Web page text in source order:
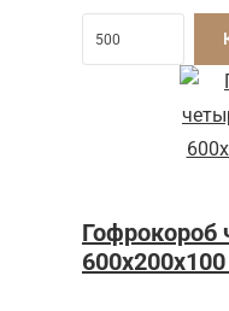
Гофрокороб